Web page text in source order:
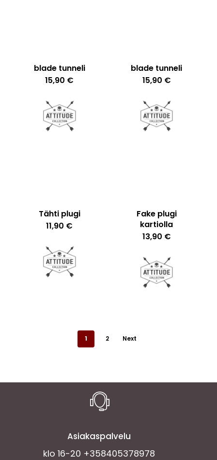
blade tunneli
15,90 €
blade tunneli
15,90 €
Tähti plugi
11,90 €
Fake plugi
kartiolla
13,90 €
1 2 Next
Asiakaspalvelu
klo 16-20 +358405378978